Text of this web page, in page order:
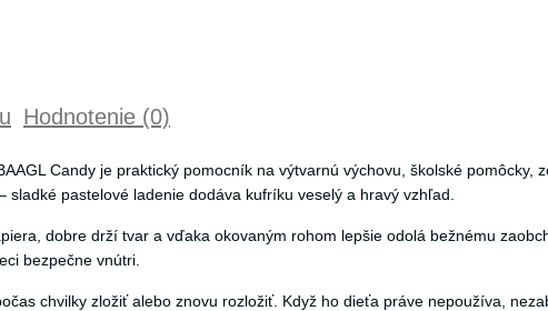
Hodnotenie (0)
Candy je praktický pomocník na výtvarnú výchovu, školské pomôcky,
pastelové ladenie dodáva kufríku veselý a hravý vzhľad.
dobre drží tvar a vďaka okovaným rohom lepšie odolá bežnému
bezpečne vnútri.
chvilky zložiť alebo znovu rozložiť. Když ho dieťa práve nepoužíva,